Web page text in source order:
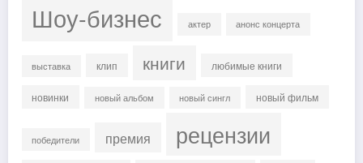
Шоу-бизнес актер анонс концерта
выставка клип книги любимые книги
новинки новый альбом новый сингл новый фильм
победители премия рецензии